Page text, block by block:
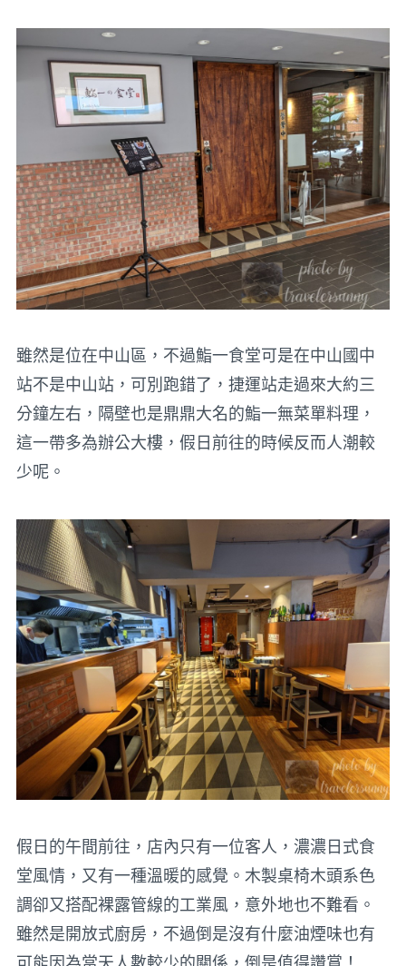
雖然是位在中山區，不過鮨一食堂可是在中山國中
站不是中山站，可別跑錯了，捷運站走過來大約三
分鐘左右，隔壁也是鼎鼎大名的鮨一無菜單料理，
這一帶多為辦公大樓，假日前往的時候反而人潮較
少呢。
假日的午間前往，店內只有一位客人，濃濃日式食
堂風情，又有一種溫暖的感覺。木製桌椅木頭系色
調卻又搭配裸露管線的工業風，意外地也不難看。
雖然是開放式廚房，不過倒是沒有什麼油煙味也有